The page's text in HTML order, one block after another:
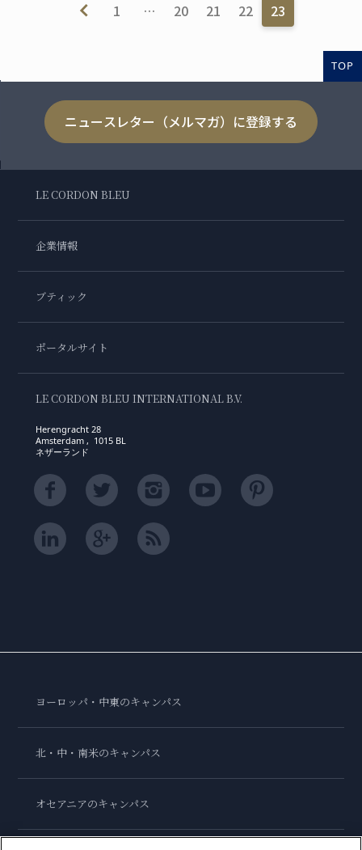
1 … 20 21 22 23
TOP
ニュースレター（メルマガ）に登録する
LE CORDON BLEU
企業情報
ブティック
ポータルサイト
LE CORDON BLEU INTERNATIONAL B.V.
Herengracht 28
Amsterdam , 1015 BL
ネザーランド
ヨーロッパ・中東のキャンパス
北・中・南米のキャンパス
オセアニアのキャンパス